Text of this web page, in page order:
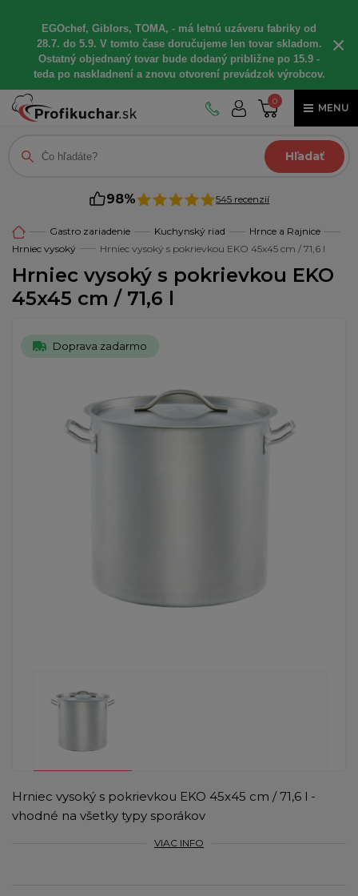
EGOchef, Giblors, TOMA, - má letnú uzáveru fabriky od
28.7. do 5.9. V tomto čase doručujeme len tovar skladom.
Ostatný objednaný tovar bude dodaný približne po 15.9 -
teda po naskladnení a znovu otvorení prevádzok výrobcov.
×
0
MENU
Hľadať
98% 545 recenzií
Gastro zariadenie Kuchynský riad
Hrnce a Rajnice
Hrniec vysoký
Hrniec vysoký s pokrievkou EKO 45x45 cm / 71,6 l
Hrniec vysoký s pokrievkou EKO
45x45 cm / 71,6 l
Doprava zadarmo
Hrniec vysoký s pokrievkou EKO 45x45 cm / 71,6 l -
vhodné na všetky typy sporákov
VIAC INFO